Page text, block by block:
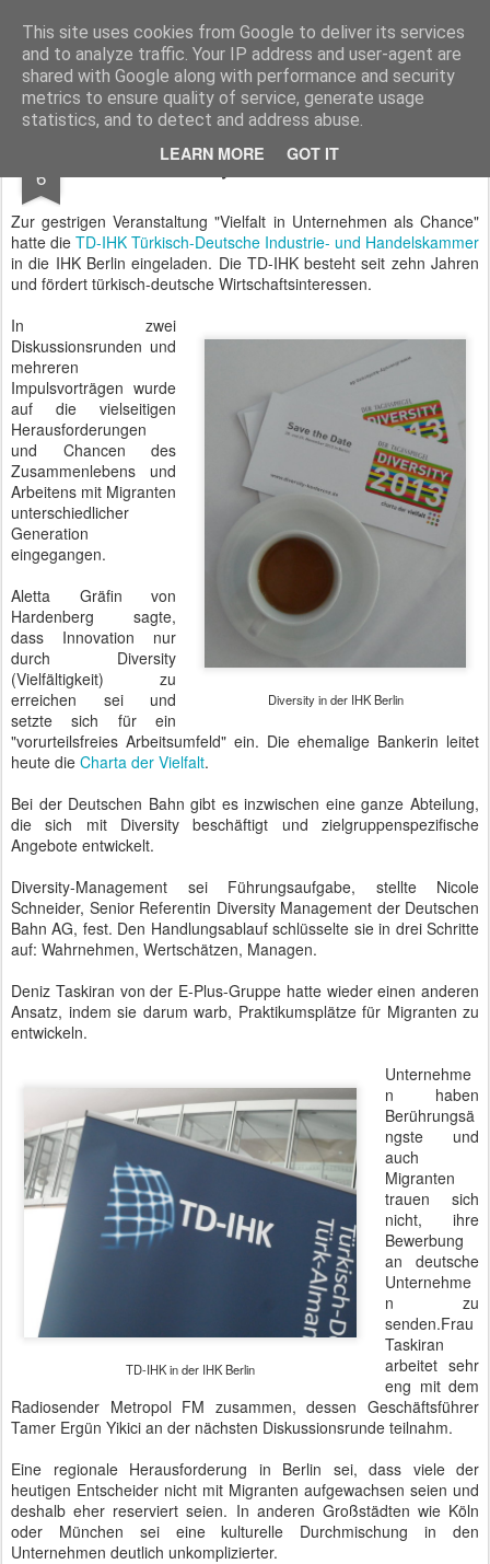
This site uses cookies from Google to deliver its services
and to analyze traffic. Your IP address and user-agent are
shared with Google along with performance and security
metrics to ensure quality of service, generate usage
statistics, and to detect and address abuse.
LEARN MORE GOT IT
BTB concept Media GmbH Presseberichte zu Bundespolitik, Diplomatie, Sicherheitspolitik, Wirtschaft, Fahrzeugtechnik und IT - Pressedienst, Fachartikel, Bildredaktion, O-Ton-Videos
6 Diversity in der IHK Berlin
Zur gestrigen Veranstaltung "Vielfalt in Unternehmen als Chance"
hatte die TD-IHK Türkisch-Deutsche Industrie- und Handelskammer
in die IHK Berlin eingeladen. Die TD-IHK besteht seit zehn Jahren
und fördert türkisch-deutsche Wirtschaftsinteressen.
Diversity in der IHK Berlin
In zwei
Diskussionsrunden und
mehreren
Impulsvorträgen wurde
auf die vielseitigen
Herausforderungen
und Chancen des
Zusammenlebens und
Arbeitens mit Migranten
unterschiedlicher
Generation
eingegangen.
Aletta Gräfin von
Hardenberg sagte,
dass Innovation nur
durch Diversity
(Vielfältigkeit) zu
erreichen sei und
setzte sich für ein
"vorurteilsfreies Arbeitsumfeld" ein. Die ehemalige Bankerin leitet
heute die Charta der Vielfalt.
Bei der Deutschen Bahn gibt es inzwischen eine ganze Abteilung,
die sich mit Diversity beschäftigt und zielgruppenspezifische
Angebote entwickelt.
Diversity-Management sei Führungsaufgabe, stellte Nicole
Schneider, Senior Referentin Diversity Management der Deutschen
Bahn AG, fest. Den Handlungsablauf schlüsselte sie in drei Schritte
auf: Wahrnehmen, Wertschätzen, Managen.
Deniz Taskiran von der E-Plus-Gruppe hatte wieder einen anderen
Ansatz, indem sie darum warb, Praktikumsplätze für Migranten zu
entwickeln.
TD-IHK in der IHK Berlin
Unternehme
n haben
Berührungsä
ngste und
auch
Migranten
trauen sich
nicht, ihre
Bewerbung
an deutsche
Unternehme
n zu
senden.Frau
Taskiran
arbeitet sehr
eng mit dem
Radiosender Metropol FM zusammen, dessen Geschäftsführer
Tamer Ergün Yikici an der nächsten Diskussionsrunde teilnahm.
Eine regionale Herausforderung in Berlin sei, dass viele der
heutigen Entscheider nicht mit Migranten aufgewachsen seien und
deshalb eher reserviert seien. In anderen Großstädten wie Köln
oder München sei eine kulturelle Durchmischung in den
Unternehmen deutlich unkomplizierter.